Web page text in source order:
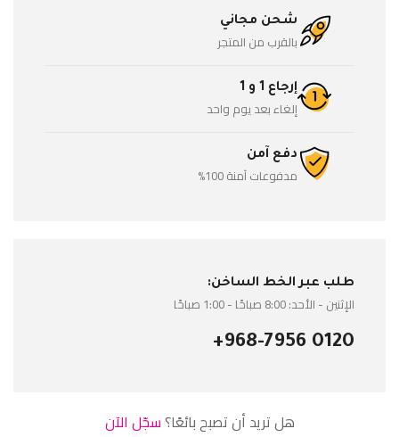
شحن مجاني
بالقرب من المتجر
إرجاع 1 و 1
إلغاء بعد يوم واحد
دفع آمن
مدفوعات آمنة 100%
طلب عبر الخط الساخن:
الإثنين - الأحد: 8:00 صباحًا - 1:00 صباحًا
+968-7956 0120
هل تريد أن تصبح بائعًا؟سجّل الآن